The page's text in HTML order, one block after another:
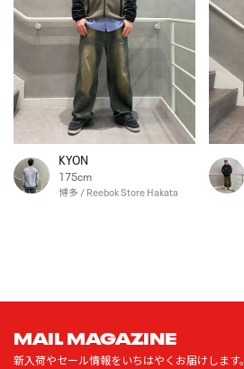
KYON
175cm
博多 / Reebok Store Hakata
MAIL MAGAZINE
新入荷やセール情報をいちはやくお届けします。